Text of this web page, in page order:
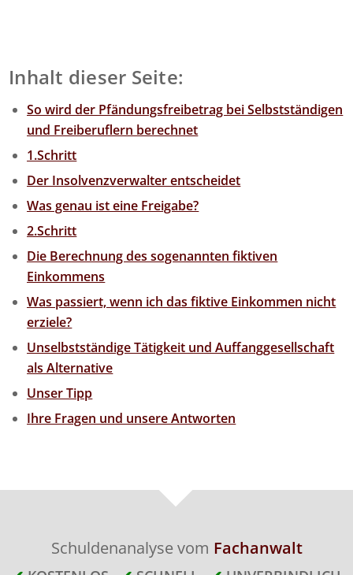
Inhalt dieser Seite:
So wird der Pfändungsfreibetrag bei Selbstständigen
und Freiberuflern berechnet
1.Schritt
Der Insolvenzverwalter entscheidet
Was genau ist eine Freigabe?
2.Schritt
Die Berechnung des sogenannten fiktiven
Einkommens
Was passiert, wenn ich das fiktive Einkommen nicht
erziele?
Unselbstständige Tätigkeit und Auffanggesellschaft
als Alternative
Unser Tipp
Ihre Fragen und unsere Antworten
Schuldenanalyse vom Fachanwalt